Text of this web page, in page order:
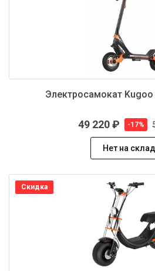
Электросамокат
49 220 ₽ -17%
Нет на
Скидка